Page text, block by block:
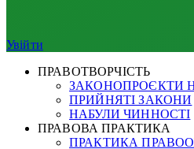
Увійти
ПРАВОТВОРЧІСТЬ
ЗАКОНОПРОЄКТИ
ПРИЙНЯТІ ЗАКОНИ
НАБУЛИ ЧИННОСТІ
ПРАВОВА ПРАКТИКА
ПРАКТИКА